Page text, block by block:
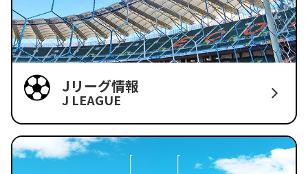
Jリーグ情報
J LEAGUE